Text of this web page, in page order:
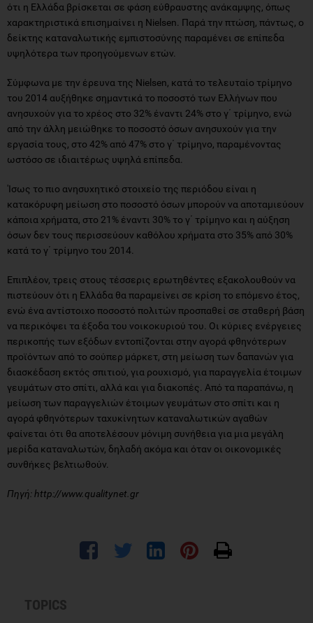
ότι η Ελλάδα βρίσκεται σε φάση εύθραυστης ανάκαμψης, όπως
χαρακτηριστικά επισημαίνει η Nielsen. Παρά την πτώση, πάντως, ο
δείκτης καταναλωτικής εμπιστοσύνης παραμένει σε επίπεδα
υψηλότερα των προηγούμενων ετών.
Σύμφωνα με την έρευνα της Nielsen, κατά το τελευταίο τρίμηνο
του 2014 αυξήθηκε σημαντικά το ποσοστό των Ελλήνων που
ανησυχούν για το χρέος στο 32% έναντι 24% στο γ΄ τρίμηνο, ενώ
από την άλλη μειώθηκε το ποσοστό όσων ανησυχούν για την
εργασία τους, στο 42% από 47% στο γ΄ τρίμηνο, παραμένοντας
ωστόσο σε ιδιαιτέρως υψηλά επίπεδα.
'Iσως το πιο ανησυχητικό στοιχείο της περιόδου είναι η
κατακόρυφη μείωση στο ποσοστό όσων μπορούν να αποταμιεύουν
κάποια χρήματα, στο 21% έναντι 30% το γ΄ τρίμηνο και η αύξηση
όσων δεν τους περισσεύουν καθόλου χρήματα στο 35% από 30%
κατά το γ΄ τρίμηνο του 2014.
Επιπλέον, τρεις στους τέσσερις ερωτηθέντες εξακολουθούν να
πιστεύουν ότι η Ελλάδα θα παραμείνει σε κρίση το επόμενο έτος,
ενώ ένα αντίστοιχο ποσοστό πολιτών προσπαθεί σε σταθερή βάση
να περικόψει τα έξοδα του νοικοκυριού του. Οι κύριες ενέργειες
περικοπής των εξόδων εντοπίζονται στην αγορά φθηνότερων
προϊόντων από το σούπερ μάρκετ, στη μείωση των δαπανών για
διασκέδαση εκτός σπιτιού, για ρουχισμό, για παραγγελία έτοιμων
γευμάτων στο σπίτι, αλλά και για διακοπές. Από τα παραπάνω, η
μείωση των παραγγελιών έτοιμων γευμάτων στο σπίτι και η
αγορά φθηνότερων ταχυκίνητων καταναλωτικών αγαθών
φαίνεται ότι θα αποτελέσουν μόνιμη συνήθεια για μια μεγάλη
μερίδα καταναλωτών, δηλαδή ακόμα και όταν οι οικονομικές
συνθήκες βελτιωθούν.
Πηγή: http://www.qualitynet.gr
TOPICS